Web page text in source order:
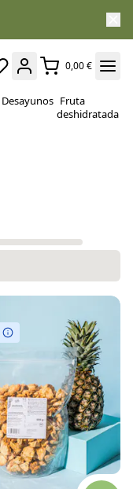
0,00 €
Desayunos Fruta
deshidratada